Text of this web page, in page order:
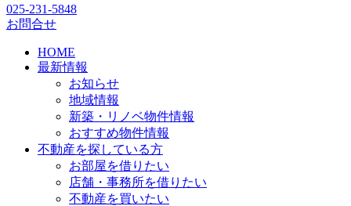
025-231-5848
お問合せ
HOME
最新情報
お知らせ
地域情報
新築・リノベ物件情報
おすすめ物件情報
不動産を探している方
お部屋を借りたい
店舗・事務所を借りたい
不動産を買いたい